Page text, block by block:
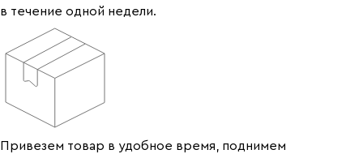
в течение одной недели.
Привезем товар в удобное время, поднимем